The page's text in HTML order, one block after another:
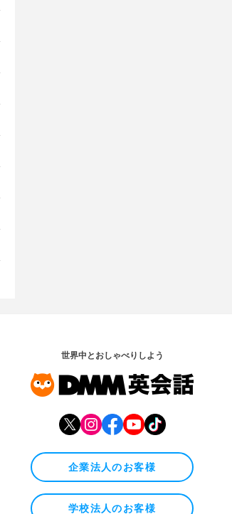
世界中とおしゃべりしよう
企業法人のお客様
学校法人のお客様